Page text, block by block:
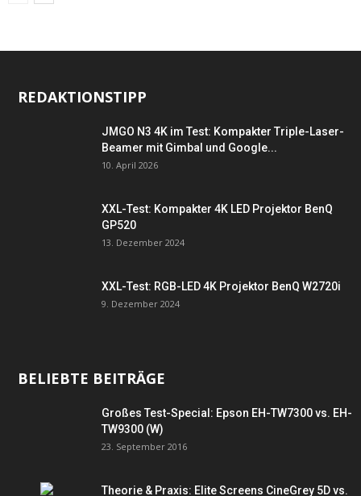
REDAKTIONSTIPP
JMGO N3 4K im Test: Kompakter Triple-Laser-
Beamer mit Gimbal und Google...
10. April 2026
XXL-Test: Kompakter 4K LED Projektor BenQ
GP520
13. Dezember 2024
XXL-Test: RGB-LED 4K Projektor BenQ W2720i
9. Dezember 2024
BELIEBTE BEITRÄGE
Großes Test-Special: Epson EH-TW7300 vs. EH-
TW9300 (W)
23. September 2016
Theorie & Praxis: Elite Screens CineGrey 5D vs.